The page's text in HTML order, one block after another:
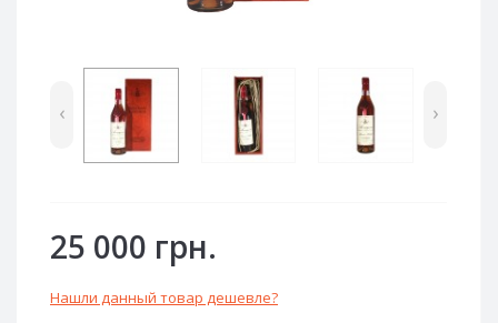
‹ ›
25 000 грн.
Нашли данный товар дешевле?